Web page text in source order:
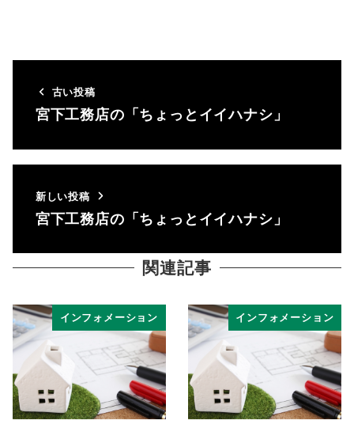
古い投稿
宮下工務店の「ちょっとイイハナシ」
新しい投稿
宮下工務店の「ちょっとイイハナシ」
関連記事
インフォメーション インフォメーション